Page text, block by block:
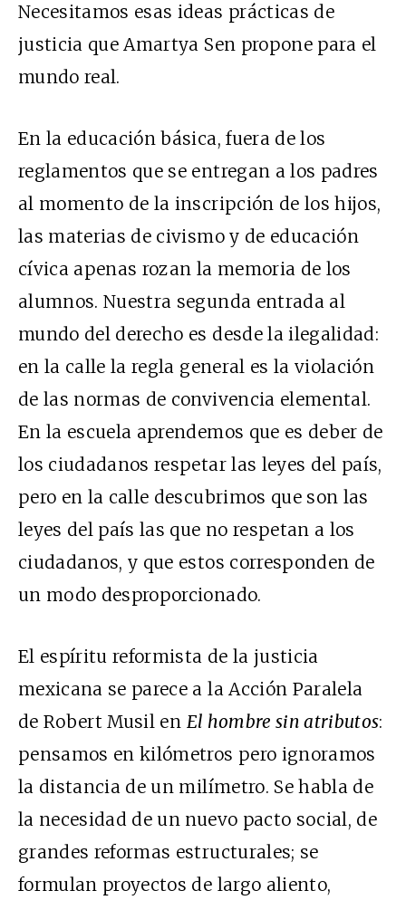
Necesitamos esas ideas prácticas de
justicia que Amartya Sen propone para el
mundo real.
En la educación básica, fuera de los
reglamentos que se entregan a los padres
al momento de la inscripción de los hijos,
las materias de civismo y de educación
cívica apenas rozan la memoria de los
alumnos. Nuestra segunda entrada al
mundo del derecho es desde la ilegalidad:
en la calle la regla general es la violación
de las normas de convivencia elemental.
En la escuela aprendemos que es deber de
los ciudadanos respetar las leyes del país,
pero en la calle descubrimos que son las
leyes del país las que no respetan a los
ciudadanos, y que estos corresponden de
un modo desproporcionado.
El espíritu reformista de la justicia
mexicana se parece a la Acción Paralela
de Robert Musil en El hombre sin atributos:
pensamos en kilómetros pero ignoramos
la distancia de un milímetro. Se habla de
la necesidad de un nuevo pacto social, de
grandes reformas estructurales; se
formulan proyectos de largo aliento,